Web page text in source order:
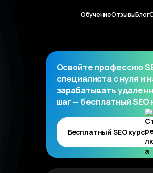
ОбучениеОтзывыБлог
Освойте профессию
специалиста с нуля и
зарабатывать
шаг — бесплатный SEO
Бесплатный SEO курс